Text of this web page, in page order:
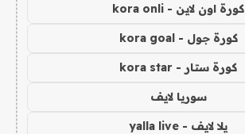
كورة اون لاين - kora onli
كورة جول - kora goal
كورة ستار - kora star
سوريا لايف
يلا لايف - yalla live